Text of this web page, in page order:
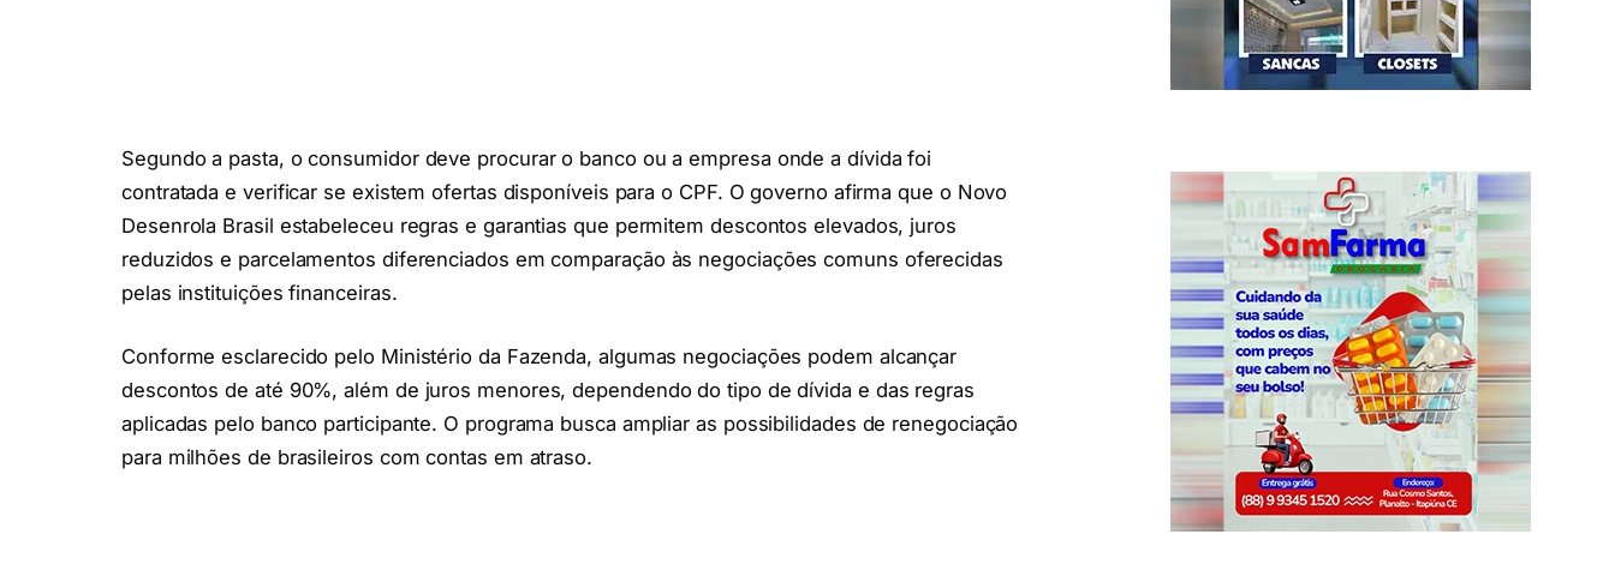
Segundo a pasta, o consumidor deve procurar o banco ou a empresa onde a dívida foi
contratada e verificar se existem ofertas disponíveis para o CPF. O governo afirma que o Novo
Desenrola Brasil estabeleceu regras e garantias que permitem descontos elevados, juros
reduzidos e parcelamentos diferenciados em comparação às negociações comuns oferecidas
pelas instituições financeiras.
Conforme esclarecido pelo Ministério da Fazenda, algumas negociações podem alcançar
descontos de até 90%, além de juros menores, dependendo do tipo de dívida e das regras
aplicadas pelo banco participante. O programa busca ampliar as possibilidades de renegociação
para milhões de brasileiros com contas em atraso.